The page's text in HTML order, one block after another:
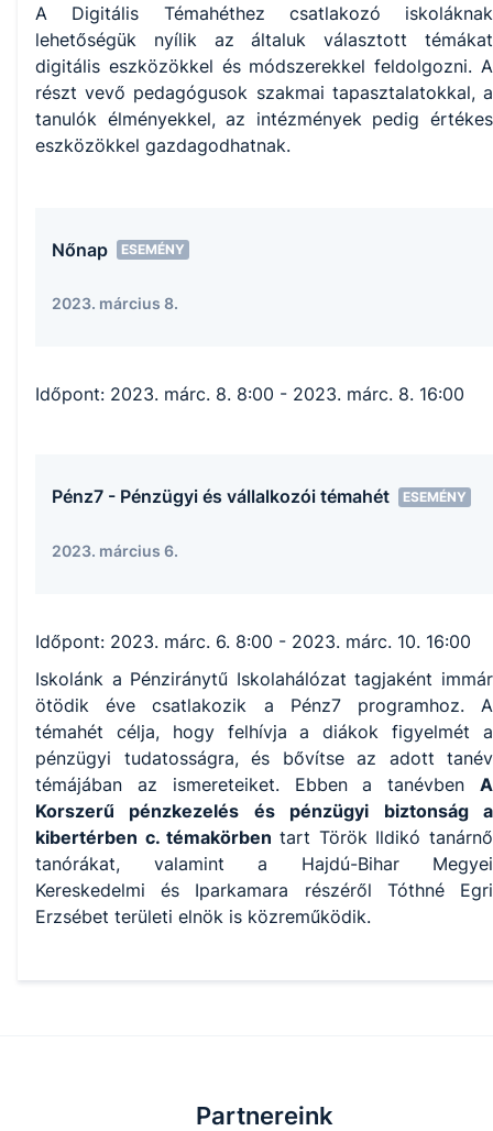
A Digitális Témahéthez csatlakozó iskoláknak
lehetőségük nyílik az általuk választott témákat
digitális eszközökkel és módszerekkel feldolgozni. ​A
részt vevő pedagógusok szakmai tapasztalatokkal, a
tanulók élményekkel, az intézmények pedig értékes
eszközökkel gazdagodhatnak.
Nőnap ESEMÉNY
2023. március 8.
Időpont: 2023. márc. 8. 8:00 - 2023. márc. 8. 16:00
Pénz7 - Pénzügyi és vállalkozói témahét ESEMÉNY
2023. március 6.
Időpont: 2023. márc. 6. 8:00 - 2023. márc. 10. 16:00
Iskolánk a Pénziránytű Iskolahálózat tagjaként immár
ötödik éve csatlakozik a Pénz7 programhoz. A
témahét célja, hogy felhívja a diákok figyelmét a
pénzügyi tudatosságra, és bővítse az adott tanév
témájában az ismereteiket. Ebben a tanévben A
Korszerű pénzkezelés és pénzügyi biztonság a
kibertérben c. témakörben tart Török Ildikó tanárnő
tanórákat, valamint a Hajdú-Bihar Megyei
Kereskedelmi és Iparkamara részéről Tóthné Egri
Erzsébet területi elnök is közreműködik.
Partnereink